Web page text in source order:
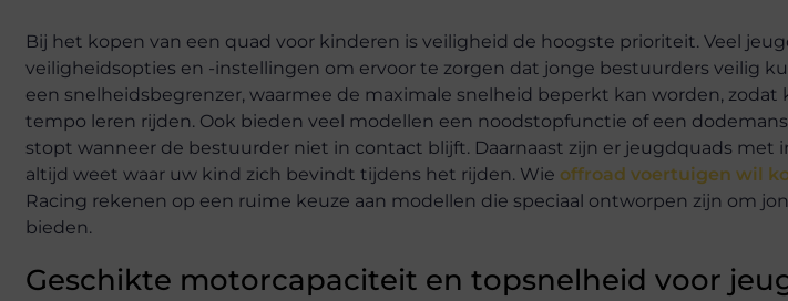
Bij het kopen van een quad voor kinderen is veiligheid de hoogste prioriteit. Veel
veiligheidsopties en -instellingen om ervoor te zorgen dat jonge bestuurders veilig
een snelheidsbegrenzer, waarmee de maximale snelheid beperkt kan worden,
tempo leren rijden. Ook bieden veel modellen een noodstopfunctie of een
stopt wanneer de bestuurder niet in contact blijft. Daarnaast zijn er jeugdquads met
altijd weet waar uw kind zich bevindt tijdens het rijden. Wie offroad voertuigen wil
Racing rekenen op een ruime keuze aan modellen die speciaal ontworpen zijn om
bieden.
Geschikte motorcapaciteit en topsnelheid voor